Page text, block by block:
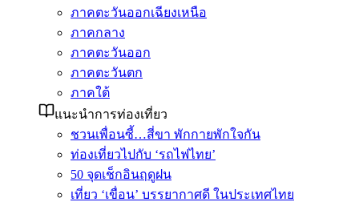
ภาคตะวันออกเฉียงเหนือ
ภาคกลาง
ภาคตะวันออก
ภาคตะวันตก
ภาคใต้
แนะนำการท่องเที่ยว
ชวนเพื่อนซี้…สี่ขา พักกายพักใจกัน
ท่องเที่ยวไปกับ ‘รถไฟไทย’
50 จุดเช็กอินฤดูฝน
เที่ยว ‘เขื่อน’ บรรยากาศดี ในประเทศไทย